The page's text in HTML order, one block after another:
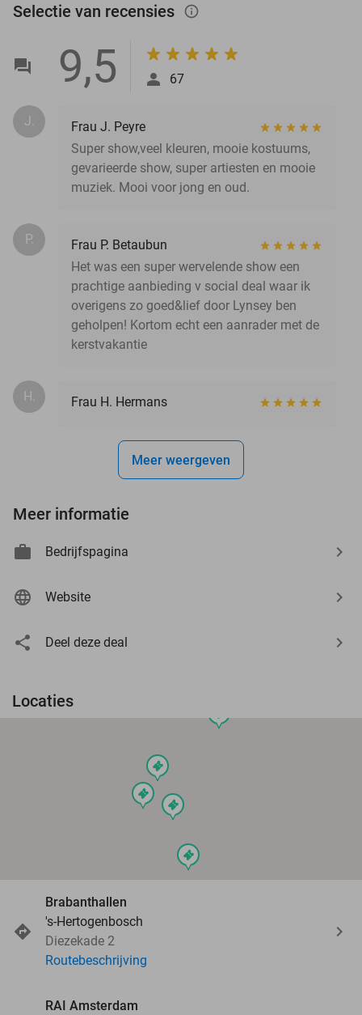
Selectie van recensies info_outlined
9,5 67
J.
Frau J. Peyre
Super show,veel kleuren, mooie kostuums,
gevarieerde show, super artiesten en mooie
muziek. Mooi voor jong en oud.
P.
Frau P. Betaubun
Het was een super wervelende show een
prachtige aanbieding v social deal waar ik
overigens zo goed&lief door Lynsey ben
geholpen! Kortom echt een aanrader met de
kerstvakantie
H. Frau H. Hermans
Meer weergeven
Meer informatie
Bedrijfspagina
Website
Deel deze deal
Locaties
events
events
events
events
Brabanthallen
's-Hertogenbosch
Diezekade 2
Routebeschrijving
RAI Amsterdam